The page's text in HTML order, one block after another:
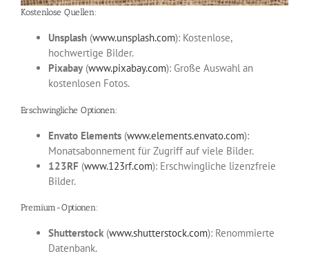
Kostenlose Quellen:
Unsplash (www.unsplash.com): Kostenlose,
hochwertige Bilder.
Pixabay (www.pixabay.com): Große Auswahl an
kostenlosen Fotos.
Erschwingliche Optionen:
Envato Elements (www.elements.envato.com):
Monatsabonnement für Zugriff auf viele Bilder.
123RF (www.123rf.com): Erschwingliche lizenzfreie
Bilder.
Premium-Optionen:
Shutterstock (www.shutterstock.com): Renommierte
Datenbank.